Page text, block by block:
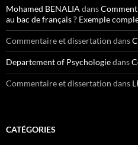
Mohamed BENALIA dans
au bac de français ? Exemple
Commentaire et dissertation dans
Departement of Psychologiedans
Commentaire et dissertation dans
CATÉGORIES